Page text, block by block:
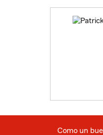
Como un